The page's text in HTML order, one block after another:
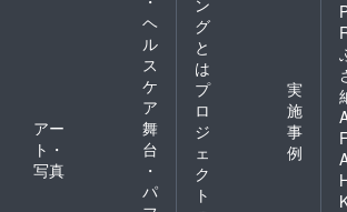
ヘ
ル
ス
ケ
ア
アー
ト・
写真
舞
台
・
パ
グ
と
は
プ
ロ
ジ
ェ
ク
ト
実
施
事
例